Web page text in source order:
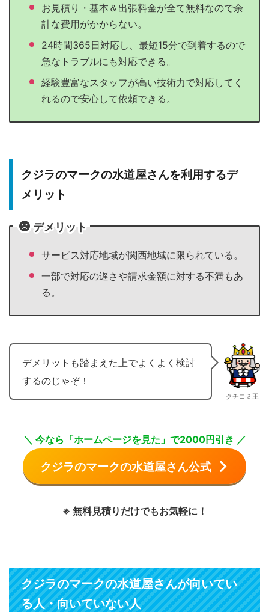
お見積り・基本＆出張料金が全て無料なので余
計な費用がかからない。
24時間365日対応し、最短15分で到着するので
急なトラブルにも対応できる。
経験豊富なスタッフが高い技術力で対応してく
れるので安心して依頼できる。
クジラのマークの水道屋さんを利用するデ
メリット
デメリット
サービス対応地域が関西地域に限られている。
一部で対応の遅さや請求金額に対する不満もあ
る。
デメリットも踏まえた上でよくよく検討
するのじゃぞ！
クチコミ王
＼ 今なら「ホームページを見た」で2000円引き ／
クジラのマークの水道屋さん公式
※ 無料見積りだけでもお気軽に！
クジラのマークの水道屋さんが向いてい
る人・向いていない人